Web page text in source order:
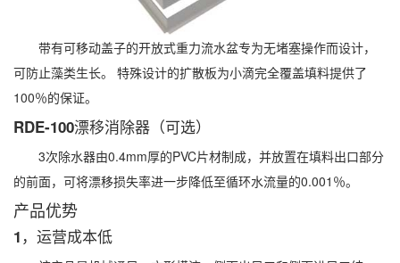
带有可移动盖子的开放式重力流水盆专为无堵塞操作而设计，
可防止藻类生长。 特殊设计的扩散板为小滴完全覆盖填料提供了
100％的保证。
RDE-100漂移消除器（可选）
3次除水器由0.4mm厚的PVC片材制成，并放置在填料出口部分
的前面，可将漂移损失率进一步降低至循环水流量的0.001％。
产品优势
1，运营成本低